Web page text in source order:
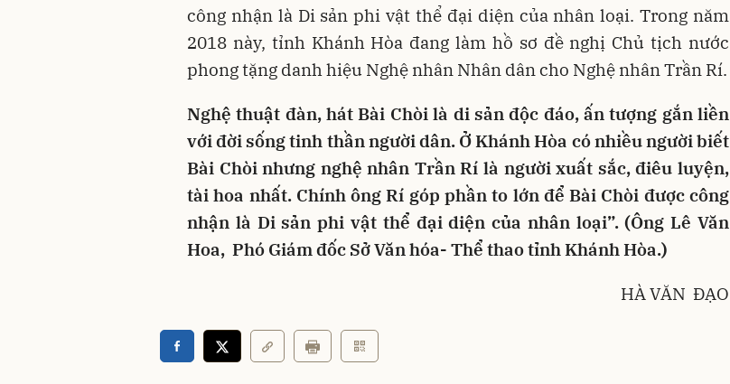
công nhận là Di sản phi vật thể đại diện của nhân loại. Trong năm
2018 này, tỉnh Khánh Hòa đang làm hồ sơ đề nghị Chủ tịch nước
phong tặng danh hiệu Nghệ nhân Nhân dân cho Nghệ nhân Trần Rí.
Nghệ thuật đàn, hát Bài Chòi là di sản độc đáo, ấn tượng gắn liền
với đời sống tinh thần người dân. Ở Khánh Hòa có nhiều người biết
Bài Chòi nhưng nghệ nhân Trần Rí là người xuất sắc, điêu luyện,
tài hoa nhất. Chính ông Rí góp phần to lớn để Bài Chòi được công
nhận là Di sản phi vật thể đại diện của nhân loại”. (Ông Lê Văn
Hoa, Phó Giám đốc Sở Văn hóa- Thể thao tỉnh Khánh Hòa.)
HÀ VĂN ĐẠO